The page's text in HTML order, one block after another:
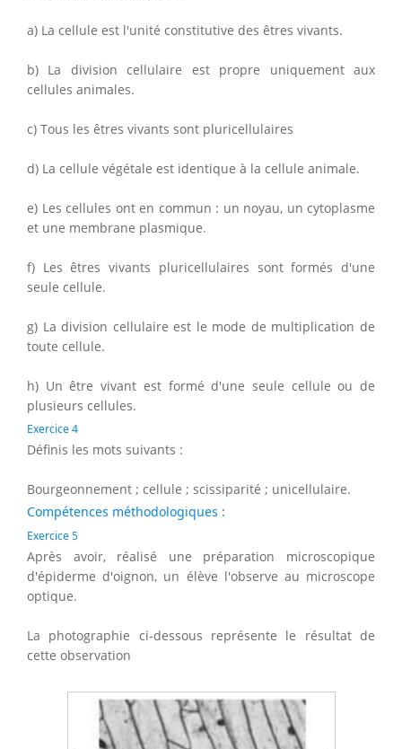
a) La cellule est l'unité constitutive des êtres vivants.
b) La division cellulaire est propre uniquement aux
cellules animales.
c) Tous les êtres vivants sont pluricellulaires
d) La cellule végétale est identique à la cellule animale.
e) Les cellules ont en commun : un noyau, un cytoplasme
et une membrane plasmique.
f) Les êtres vivants pluricellulaires sont formés d'une
seule cellule.
g) La division cellulaire est le mode de multiplication de
toute cellule.
h) Un être vivant est formé d'une seule cellule ou de
plusieurs cellules.
Exercice 4
Définis les mots suivants :
Bourgeonnement ; cellule ; scissiparité ; unicellulaire.
Compétences méthodologiques :
Exercice 5
Après avoir, réalisé une préparation microscopique
d'épiderme d'oignon, un élève l'observe au microscope
optique.
La photographie ci-dessous représente le résultat de
cette observation